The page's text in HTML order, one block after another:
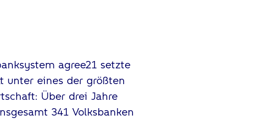
agree21 setzte
unter eines der größten
Über drei Jahre
341 Volksbanken